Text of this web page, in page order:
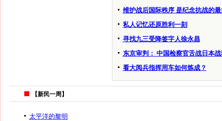
维护战后国际秩序 是纪念抗战的
私人记忆还原胜利一刻
寻找九三受降签字人徐永昌
东京审判： 中国检察官舌战日本战
看大阅兵指挥用车如何炼成？
【新民一周】
太平洋的黎明